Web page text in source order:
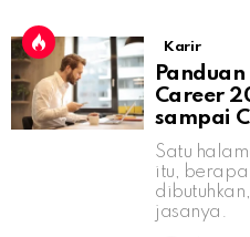
Karir
Career
sampai
Satu
itu,
jasanya.